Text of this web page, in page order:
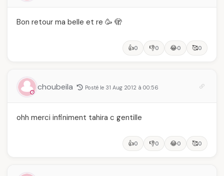
Bon retour ma belle et re 🥳 🫣
👍0 👎0 😂0 🥰0
choubeila Posté le 31 Aug 2012 à 00:56
ohh merci infiniment tahira c gentille
👍0 👎0 😂0 🥰0